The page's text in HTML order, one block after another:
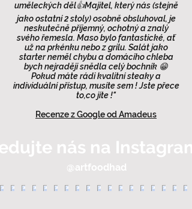
uměleckých děl👍Majitel, který nás (stejně
jako ostatní 2 stoly) osobně obsluhoval, je
neskutečně příjemný, ochotný a znalý
svého řemesla. Maso bylo fantastické, ať
už na prkénku nebo z grilu. Salát jako
starter neměl chybu a domácího chleba
bych nejraději snědla celý bochník 😁
Pokud máte rádi kvalitní steaky a
individuální přístup, musíte sem ! Jste přece
to,co jíte !"
Recenze z Google od Amadeus
nás na
@artfoodhad